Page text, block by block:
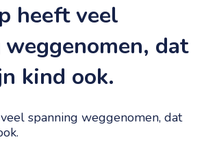
heeft veel
dat
kind ook.
spanning weggenomen, dat